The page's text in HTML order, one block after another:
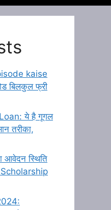
kaise
बिलकुल फ्री
ये है गूगल
तरीका,
स्थिति